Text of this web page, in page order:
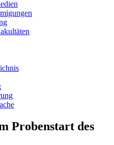
Probenstart des